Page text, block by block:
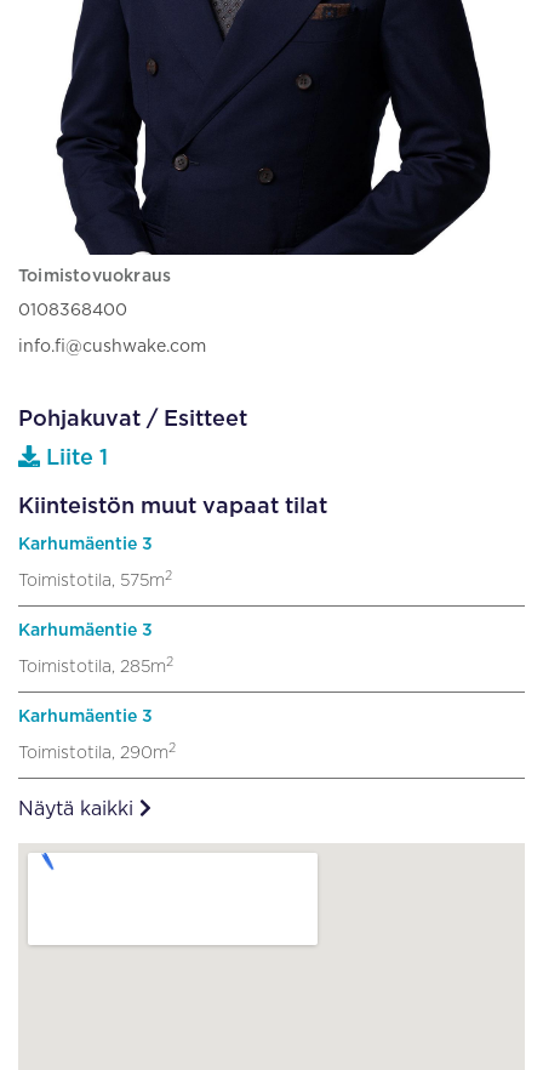
Toimistovuokraus
0108368400
info.fi@cushwake.com
Pohjakuvat / Esitteet
Liite 1
Kiinteistön muut vapaat tilat
Karhumäentie 3
Toimistotila, 575m2
Karhumäentie 3
Toimistotila, 285m2
Karhumäentie 3
Toimistotila, 290m2
Näytä kaikki